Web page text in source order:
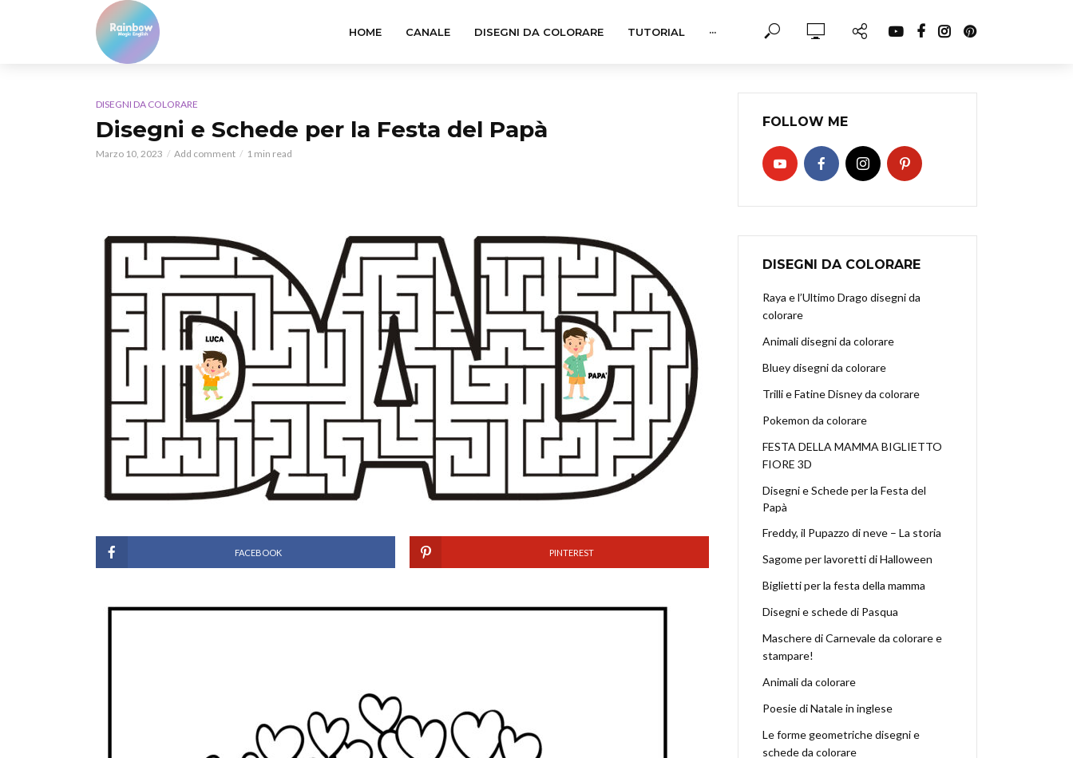
HOME CANALE DISEGNI DA COLORARE TUTORIAL ···
DISEGNI DA COLORARE
Disegni e Schede per la Festa del Papà
Marzo 10, 2023 Add comment 1 min read
FACEBOOK PINTEREST
FOLLOW ME
DISEGNI DA COLORARE
Raya e l’Ultimo Drago disegni da
colorare
Animali disegni da colorare
Bluey disegni da colorare
Trilli e Fatine Disney da colorare
Pokemon da colorare
FESTA DELLA MAMMA BIGLIETTO
FIORE 3D
Disegni e Schede per la Festa del
Papà
Freddy, il Pupazzo di neve – La storia
Sagome per lavoretti di Halloween
Biglietti per la festa della mamma
Disegni e schede di Pasqua
Maschere di Carnevale da colorare e
stampare!
Animali da colorare
Poesie di Natale in inglese
Le forme geometriche disegni e
schede da colorare